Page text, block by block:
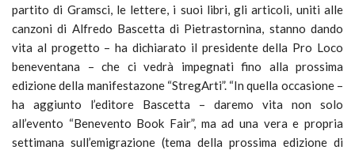
partito di Gramsci, le lettere, i suoi libri, gli articoli, uniti alle
canzoni di Alfredo Bascetta di Pietrastornina, stanno dando
vita al progetto – ha dichiarato il presidente della Pro Loco
beneventana – che ci vedrà impegnati fino alla prossima
edizione della manifestazone “StregArti”. “In quella occasione –
ha aggiunto l’editore Bascetta – daremo vita non solo
all’evento “Benevento Book Fair”, ma ad una vera e propria
settimana sull’emigrazione (tema della prossima edizione di